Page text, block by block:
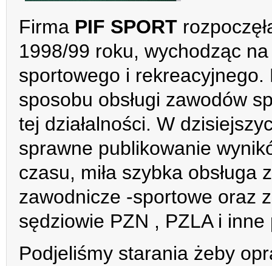
Firma PIF SPORT
1998/99 roku, wychodząc
sportowego i
sposobu obsługi zawodów
tej działalności. W
sprawne publikowanie
czasu, miła szybka
zawodnicze -sportowe oraz
sędziowie PZN , PZLA i
Podjeliśmy starania żeby